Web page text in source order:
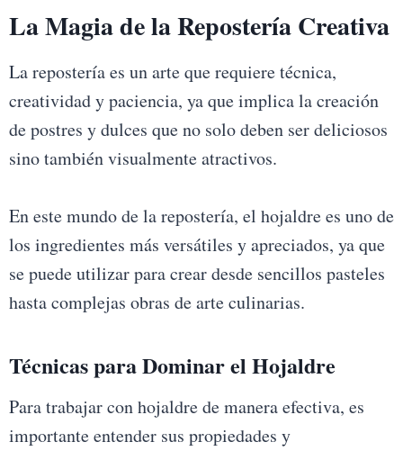
La Magia de la Repostería Creativa
La repostería es un arte que requiere técnica,
creatividad y paciencia, ya que implica la creación
de postres y dulces que no solo deben ser deliciosos
sino también visualmente atractivos.
En este mundo de la repostería, el hojaldre es uno de
los ingredientes más versátiles y apreciados, ya que
se puede utilizar para crear desde sencillos pasteles
hasta complejas obras de arte culinarias.
Técnicas para Dominar el Hojaldre
Para trabajar con hojaldre de manera efectiva, es
importante entender sus propiedades y